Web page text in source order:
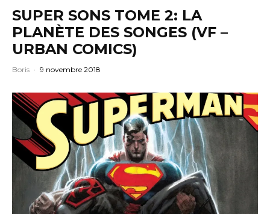
SUPER SONS TOME 2: LA
PLANÈTE DES SONGES (VF –
URBAN COMICS)
Boris · 9 novembre 2018